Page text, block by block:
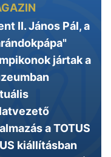
II. János Pál, a
jártak a
a TOTUS
kiállításban